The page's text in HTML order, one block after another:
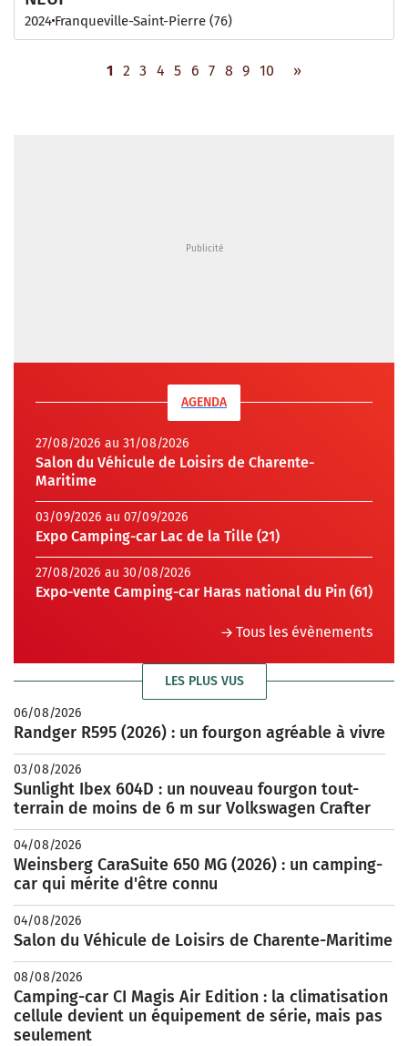
2024 Franqueville-Saint-Pierre (76)
1 2 3 4 5 6 7 8 9 10 »
AGENDA
27/08/2026 au 31/08/2026
Salon du Véhicule de Loisirs de Charente-
Maritime
03/09/2026 au 07/09/2026
Expo Camping-car Lac de la Tille (21)
27/08/2026 au 30/08/2026
Expo-vente Camping-car Haras national du Pin (61)
Tous les évènements
LES PLUS VUS
06/08/2026
Randger R595 (2026) : un fourgon agréable à vivre
03/08/2026
Sunlight Ibex 604D : un nouveau fourgon tout-
terrain de moins de 6 m sur Volkswagen Crafter
04/08/2026
Weinsberg CaraSuite 650 MG (2026) : un camping-
car qui mérite d'être connu
04/08/2026
Salon du Véhicule de Loisirs de Charente-Maritime
08/08/2026
Camping-car CI Magis Air Edition : la climatisation
cellule devient un équipement de série, mais pas
seulement